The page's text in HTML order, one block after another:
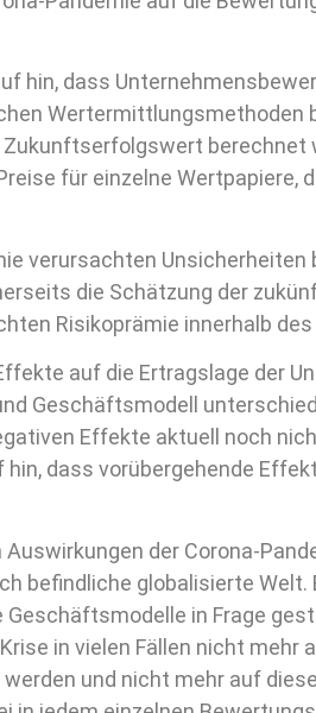
hin, dass
Wertermittlungsmethoden
berechnet
für einzelne Wertpapiere,
verursachten
die Schätzung der
Risikoprämie innerhalb
auf die Ertragslage der
Geschäftsmodell
Effekte aktuell noch
hin, dass vorübergehende
der Corona-
befindliche globalisierte
in Frage
in vielen Fällen nicht mehr
und nicht mehr auf